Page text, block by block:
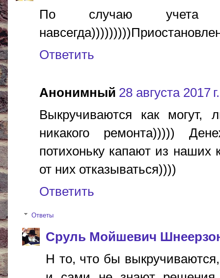
По случаю учета
Ответить
Анонимный 28 августа 2017
Выкручиваются как
никакого ремонта)))))
потихоньку капают из
от них отказываться))))
Ответить
Ответы
Сруль Мойшевич
Н то, что бы